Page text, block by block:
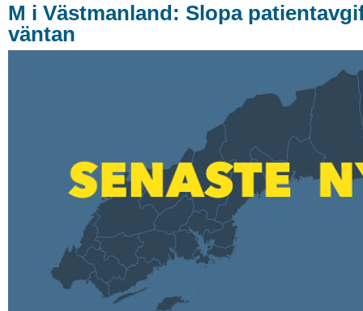
M i Västmanland: Slopa
väntan